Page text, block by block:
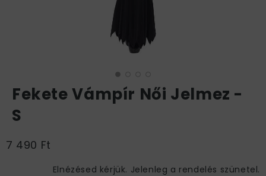
Fekete Vámpír Női Jelmez -
S
7 490 Ft
Elnézésed kérjük. Jelenleg a rendelés szünetel.